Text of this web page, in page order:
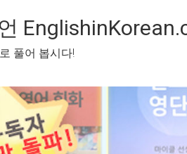
말로 풀어 봅시다!